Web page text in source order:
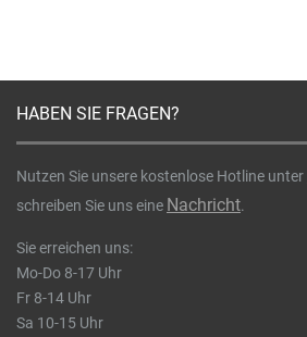
HABEN SIE FRAGEN?
Nutzen Sie unsere kostenlose Hotline unter
schreiben Sie uns eine Nachricht.
Sie erreichen uns:
Mo-Do 8-17 Uhr
Fr 8-14 Uhr
Sa 10-15 Uhr